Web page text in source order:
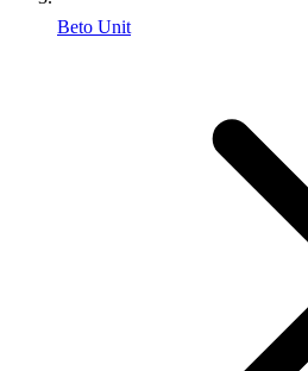
Beto Unit